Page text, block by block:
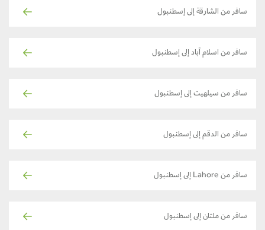
سافر من الشارقة إلى إسطنبول
سافر من اسلام آباد إلى إسطنبول
سافر من سيلهيت إلى إسطنبول
سافر من الدقم إلى إسطنبول
سافر من Lahore إلى إسطنبول
سافر من ملتان إلى إسطنبول